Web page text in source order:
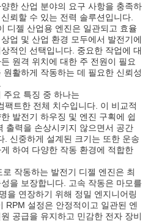
한 산업 분야의 요구 사항을 충족하
뢰할 수 있는 전력 솔루션입니다.
디젤 산업용 엔진은 일관되고 효율
업 및 산업 환경 모두에서 발전기에
적인 선택입니다. 중요한 작업에 대
원격 위치에 대한 주 전원이 필요
활하게 작동하는 데 필요한 신뢰성
주요 특징 중 하나는
트한 전체 치수입니다. 이 비교적
발전기 하우징 및 엔진 구획에 쉽
출력을 손상시키지 않으면서 공간
. 신중하게 설계된 크기는 또한 운송
하여 다양한 작동 환경에 적합한
작동하는 발전기 디젤 엔진은 최
을 보장합니다. 고속 작동은 마모를
을 연장하기 위해 정밀 엔지니어링
RPM 설정은 안정적이고 일관된 엔
공급을 유지하고 민감한 전자 장비